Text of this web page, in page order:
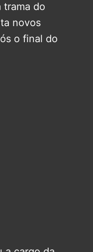
trama do
novos
o final do